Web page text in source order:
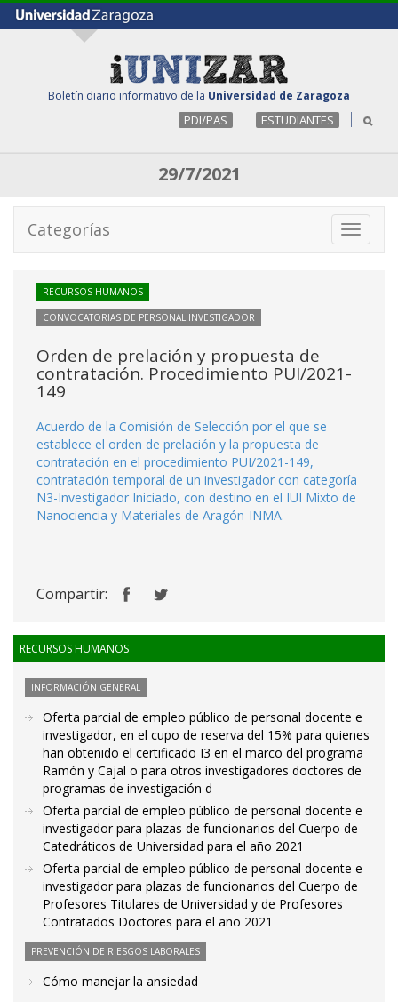
Boletín diario informativo de la Universidad de Zaragoza
PDI/PAS ESTUDIANTES
29/7/2021
Toggle
Categorías
RECURSOS HUMANOS
CONVOCATORIAS DE PERSONAL INVESTIGADOR
Orden de prelación y propuesta de
contratación. Procedimiento PUI/2021-
149
Acuerdo de la Comisión de Selección por el que se
establece el orden de prelación y la propuesta de
contratación en el procedimiento PUI/2021-149,
contratación temporal de un investigador con categoría
N3-Investigador Iniciado, con destino en el IUI Mixto de
Nanociencia y Materiales de Aragón-INMA.
Compartir:
RECURSOS HUMANOS
INFORMACIÓN GENERAL
Oferta parcial de empleo público de personal docente e
investigador, en el cupo de reserva del 15% para quienes
han obtenido el certificado I3 en el marco del programa
Ramón y Cajal o para otros investigadores doctores de
programas de investigación d
Oferta parcial de empleo público de personal docente e
investigador para plazas de funcionarios del Cuerpo de
Catedráticos de Universidad para el año 2021
Oferta parcial de empleo público de personal docente e
investigador para plazas de funcionarios del Cuerpo de
Profesores Titulares de Universidad y de Profesores
Contratados Doctores para el año 2021
PREVENCIÓN DE RIESGOS LABORALES
Cómo manejar la ansiedad